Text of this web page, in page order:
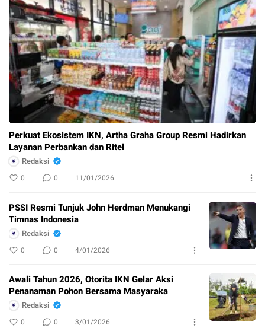
Perkuat Ekosistem IKN, Artha Graha Group Resmi Hadirkan
Layanan Perbankan dan Ritel
Redaksi
0 0 11/01/2026
PSSI Resmi Tunjuk John Herdman Menukangi
Timnas Indonesia
Redaksi
0 0 4/01/2026
Awali Tahun 2026, Otorita IKN Gelar Aksi
Penanaman Pohon Bersama Masyaraka
Redaksi
0 0 3/01/2026